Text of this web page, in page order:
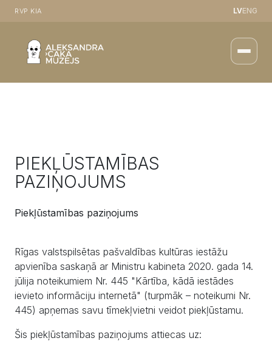
RVP KIA LVENG
PIEKĻŪSTAMĪBAS
PAZIŅOJUMS
Piekļūstamības paziņojums
Rīgas valstspilsētas pašvaldības kultūras iestāžu
apvienība saskaņā ar Ministru kabineta 2020. gada 14.
jūlija noteikumiem Nr. 445 "Kārtība, kādā iestādes
ievieto informāciju internetā" (turpmāk – noteikumi Nr.
445) apņemas savu tīmekļvietni veidot piekļūstamu.
Šis piekļūstamības paziņojums attiecas uz: